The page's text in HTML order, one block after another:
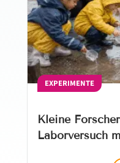
EXPERIMENTE
Kleine
Laborversuch